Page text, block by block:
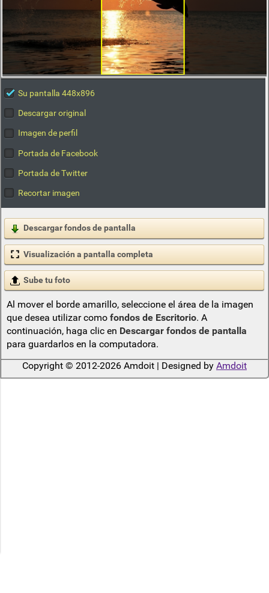
Su pantalla 448x896
Descargar original
Imagen de perfil
Portada de Facebook
Portada de Twitter
Recortar imagen
Descargar fondos de pantalla
Visualización a pantalla completa
Sube tu foto
Al mover el borde amarillo, seleccione el área de la imagen
que desea utilizar como fondos de Escritorio. A
continuación, haga clic en Descargar fondos de pantalla
para guardarlos en la computadora.
Copyright © 2012-2026 Amdoit | Designed by Amdoit